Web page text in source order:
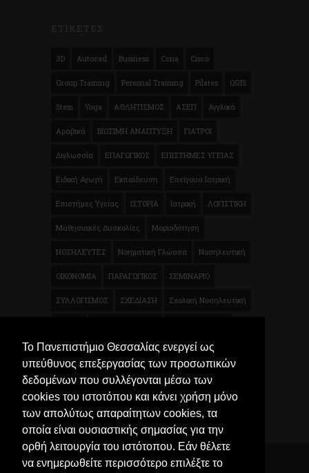
ΕΤΙΚΕΤΕΣ
3D Autocad Business Ccna Cisco
Group Training Personal Training Pilates QGIS
Stem Yoga ΑΘΛΗΤΙΣΜΟΣ ΑΣΕΠ Αγγλικά
Αραβικά ΒΙΩΣΙΜΗ ΑΝΑΠΤΥΞΗ ΓΙΑΤΡΟΙ
Διγλωσσία ΕΠΑΓΩΓΙΚΟΣ ΕΠΙΣΤΗΜΕΣ ΥΓΕΙΑΣ
Ειδική Αγωγή Εκπαίδευση Επείγουα Ιατρική
Επιστήμες Υγείας ΙΣΤΟΡΙΑ Ιατρική ΛΟΓΙΣΤΙΚΗ
Μαθησιακές Δυσκολίες Μοριοδότηση
ΝΟΣΗΛΕΥΤΕΣ Νοηματική Γλώσσα Νοσηλευτική
ΟΙΚΟΝΟΜΙΑ ΠΑΡΑΓΩΓΙΚΟΣ ΣΕΜΙΝΑΡΙΟ
ΣΥΛΛΟΓΙΣΜΟΣ ΣΧΕΔΙΑΣΗ Σχολική Νοσηλευτική
Χρηματοοικονομικά Ψυχολογία Μικροβιολογία
© 2026 Κέντρο Επιμόρφωσης και Δια Βίου
Το Πανεπιστήμιο Θεσσαλίας ενεργεί ως
υπεύθυνος επεξεργασίας των προσωπικών
δεδομένων που συλλέγονται μέσω των
cookies του ιστοτόπου και κάνει χρήση μόνο
των απολύτως απαραίτητων cookies, τα
οποία είναι ουσιαστικής σημασίας για την
ορθή λειτουργία του ιστότοπου. Εάν θέλετε
να ενημερωθείτε περισσότερο επιλέξτε το